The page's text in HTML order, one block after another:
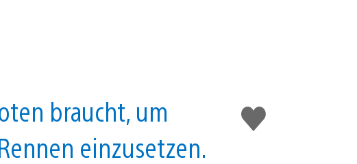
Gefällt
mir
braucht, um
einzusetzen.